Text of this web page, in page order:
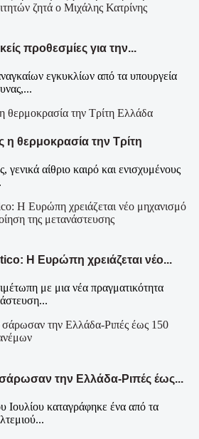
προθεσμίες για την...
εγκυκλίων από τα υπουργεία
Ελλάδα
θερμοκρασία την Τρίτη
αίθριο καιρό και ενισχυμένους
Η Ευρώπη χρειάζεται νέο...
με μια νέα πραγματικότητα
την Ελλάδα-Ριπές έως...
Ιουλίου καταγράφηκε ένα από τα